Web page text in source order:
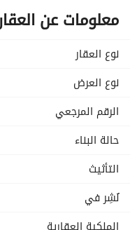
للمزيد من المعلومات
عرض معلومات الاتصال
عرض معلومات الاتصال
عرض معلومات الاتصال
البنك الاهلى
شركه فرصة للتسويق
معلومات عن
نوع العقار
نوع العرض
الرقم المرجعي
حالة البناء
التأثيث
نُشِر في